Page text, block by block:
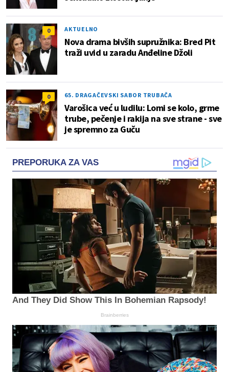
0 AKTUELNO
Nova drama bivših supružnika: Bred Pit
traži uvid u zaradu Anđeline Džoli
0 65. DRAGAČEVSKI SABOR TRUBAČA
Varošica već u ludilu: Lomi se kolo, grme
trube, pečenje i rakija na sve strane - sve
je spremno za Guču
PREPORUKA ZA VAS
And They Did Show This In Bohemian Rapsody!
Brainberries